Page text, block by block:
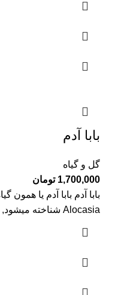
بابا آدم
گل و گیاه
1,700,000 تومان
بابا آدم بابا آدم یا
Alocasia شناخته میشود, گیاهی میباشند که همیشه